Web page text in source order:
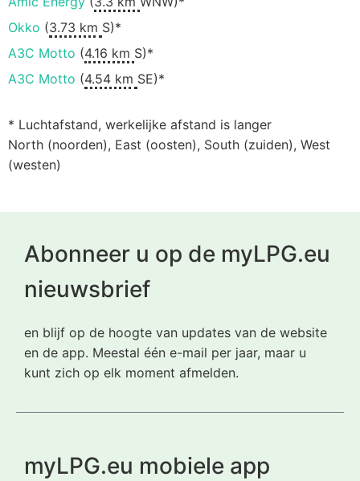
Okko (3.73 km S)*
АЗС Motto (4.16 km S)*
АЗС Motto (4.54 km SE)*
* Luchtafstand, werkelijke afstand is langer
North (noorden), East (oosten), South (zuiden), West
(westen)
Abonneer u op de myLPG.eu
nieuwsbrief
en blijf op de hoogte van updates van de website
en de app. Meestal één e-mail per jaar, maar u
kunt zich op elk moment afmelden.
myLPG.eu mobiele app